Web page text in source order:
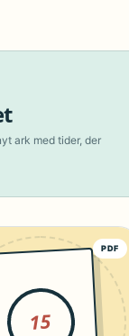
ark med tider, der
PDF
15